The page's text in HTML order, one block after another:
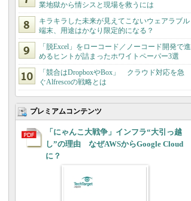
業地獄から情シスと現場を救うには
キラキラした未来が見えてこないウェアラブル
端末、用途はかなり限定的になる？
「脱Excel」をローコード／ノーコード開発で進
めるヒントが詰まったホワイトペーパー3選
「競合はDropboxやBox」 クラウド対応を急
ぐAlfrescoの戦略とは
プレミアムコンテンツ
「にゃんこ大戦争」インフラ“大引っ越
し”の理由 なぜAWSからGoogle Cloud
に？